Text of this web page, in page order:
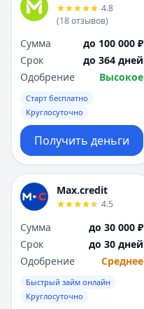
4.8
(18отзывов)
Сумма
до 100 000 ₽
Срок
до 364 дней
Одобрение
Высокое
Старт бесплатно
Круглосуточно
Получить деньги
Max.credit
4.5
Сумма
до 30 000 ₽
Срок
до 30 дней
Одобрение
Среднее
Быстрый займ онлайн
Круглосуточно